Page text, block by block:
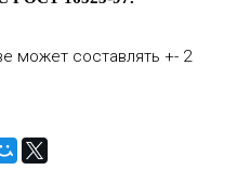
может составлять +- 2